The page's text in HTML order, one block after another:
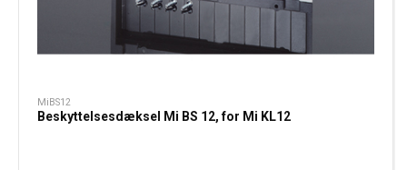
MiBS12
Beskyttelsesdæksel Mi BS 12, for Mi KL12